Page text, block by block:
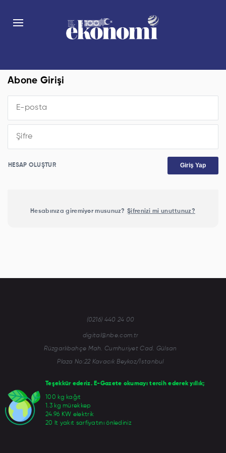
Abone Girişi
HESAP OLUŞTUR Giriş Yap
Hesabınıza giremiyor musunuz? Şifrenizi mi unuttunuz?
Teşekkür ederiz. E-Gazete okumayı tercih ederek yıllık;
100 kg kağıt
1.3 kg mürekkep
24.96 KW elektrik
20 lt yakıt sarfiyatını önlediniz
(0216) 440 24 00
digital@nbe.com.tr
Rüzgarlıbahçe Mah. Cumhuriyet Cad. Gülsan
Plaza No:22 Kavacık Beykoz/İstanbul